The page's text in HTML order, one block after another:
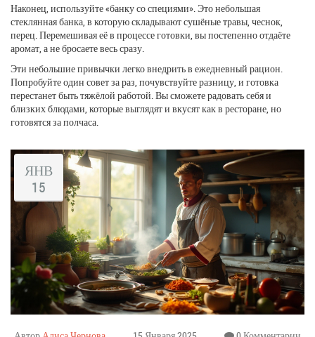
Наконец, используйте «банку со специями». Это небольшая
стеклянная банка, в которую складывают сушёные травы, чеснок,
перец. Перемешивая её в процессе готовки, вы постепенно отдаёте
аромат, а не бросаете весь сразу.
Эти небольшие привычки легко внедрить в ежедневный рацион.
Попробуйте один совет за раз, почувствуйте разницу, и готовка
перестанет быть тяжёлой работой. Вы сможете радовать себя и
близких блюдами, которые выглядят и вкусят как в ресторане, но
готовятся за полчаса.
ЯНВ
15